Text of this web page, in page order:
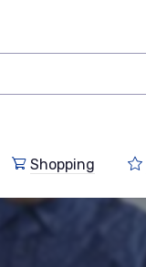
Shopping